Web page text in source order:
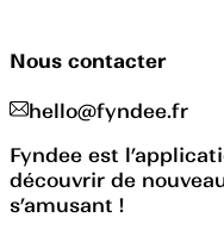
Nous contacter
hello@fyndee.fr
Fyndee est
découvrir de
s’amusant !